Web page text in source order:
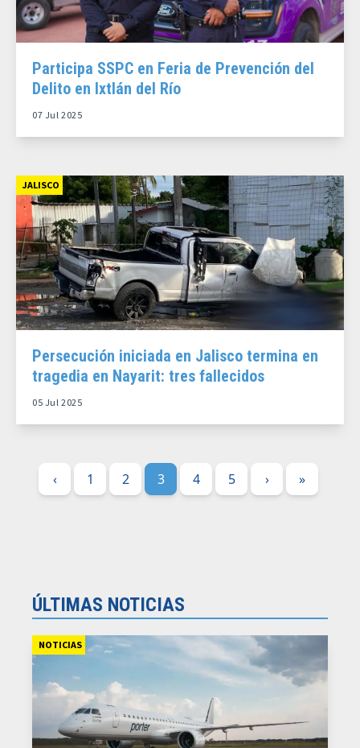
Participa SSPC en Feria de Prevención del
Delito en Ixtlán del Río
07 Jul 2025
JALISCO
Persecución iniciada en Jalisco termina en
tragedia en Nayarit: tres fallecidos
05 Jul 2025
‹ 1 2 3 4 5 › »
ÚLTIMAS NOTICIAS
NOTICIAS